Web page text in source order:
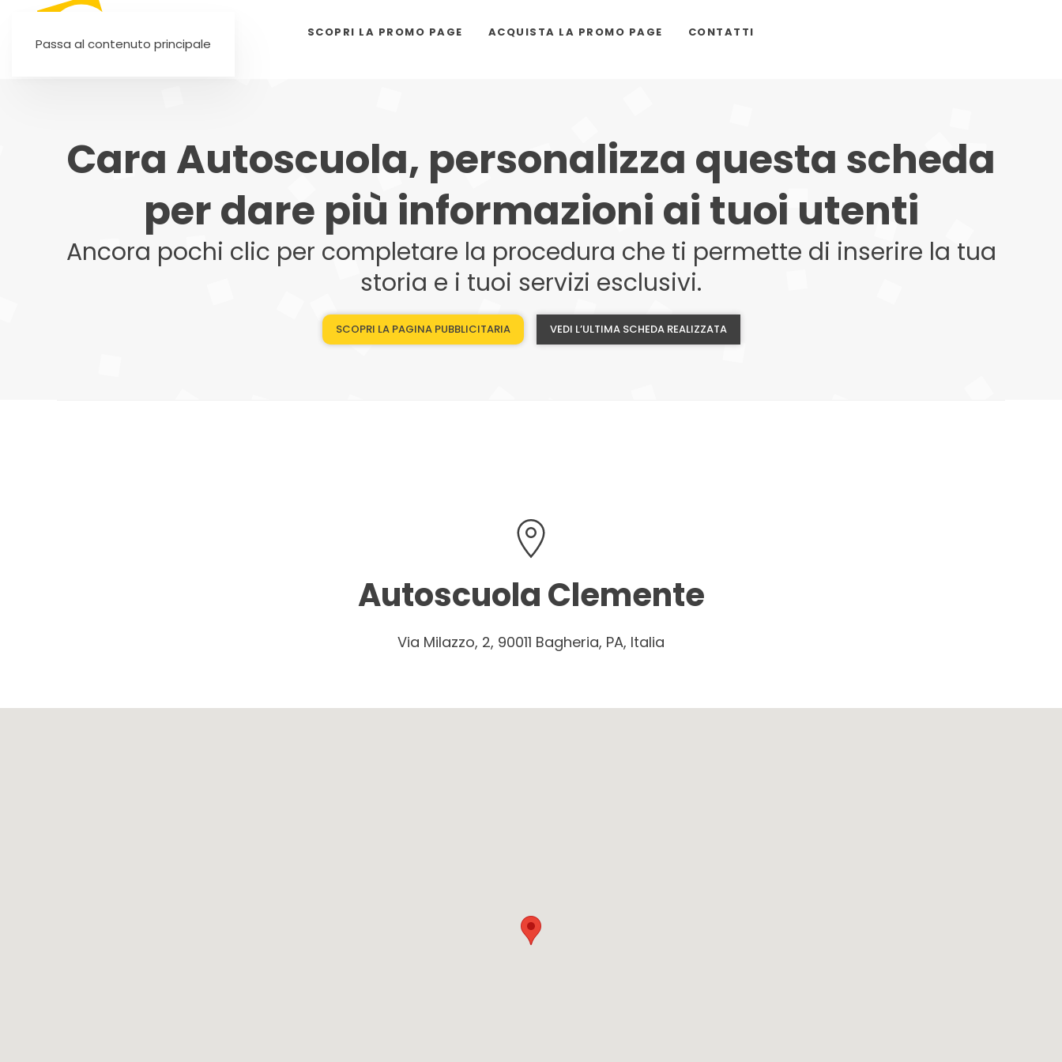
Passa al contenuto principale
SCOPRI LA PROMO PAGE ACQUISTA LA PROMO PAGE CONTATTI
Cara Autoscuola, personalizza questa scheda
per dare più informazioni ai tuoi utenti
Ancora pochi clic per completare la procedura che ti permette di inserire la tua
storia e i tuoi servizi esclusivi.
SCOPRI LA PAGINA PUBBLICITARIA VEDI L’ULTIMA SCHEDA REALIZZATA
Autoscuola Clemente
Via Milazzo, 2, 90011 Bagheria, PA, Italia